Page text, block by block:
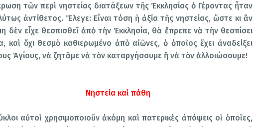
τῶν περὶ νηστείας διατάξεων τῆς Ἐκκλησίας ὁ Γέροντας ἦταν
ἀντίθετος. Ἔλεγε: Εἶναι τόση ἡ ἀξία τῆς νηστείας, ὥστε κι ἂν
δὲν εἶχε θεσπισθεῖ ἀπὸ τὴν Ἐκκλησία, θὰ ἔπρεπε νὰ τὴν θεσπίσει
καὶ ὄχι θεσμὸ καθιερωμένο ἀπὸ αἰῶνες, ὁ ὁποῖος ἔχει ἀναδείξει
Ἁγίους, νὰ ζητᾶμε νὰ τὸν καταργήσουμε ἢ νὰ τὸν ἀλλοιώσουμε!
Νηστεία καὶ πάθη
αὐτοὶ χρησιμοποιοῦν ἀκόμη καὶ πατερικὲς ἀπόψεις οἱ ὁποῖες,